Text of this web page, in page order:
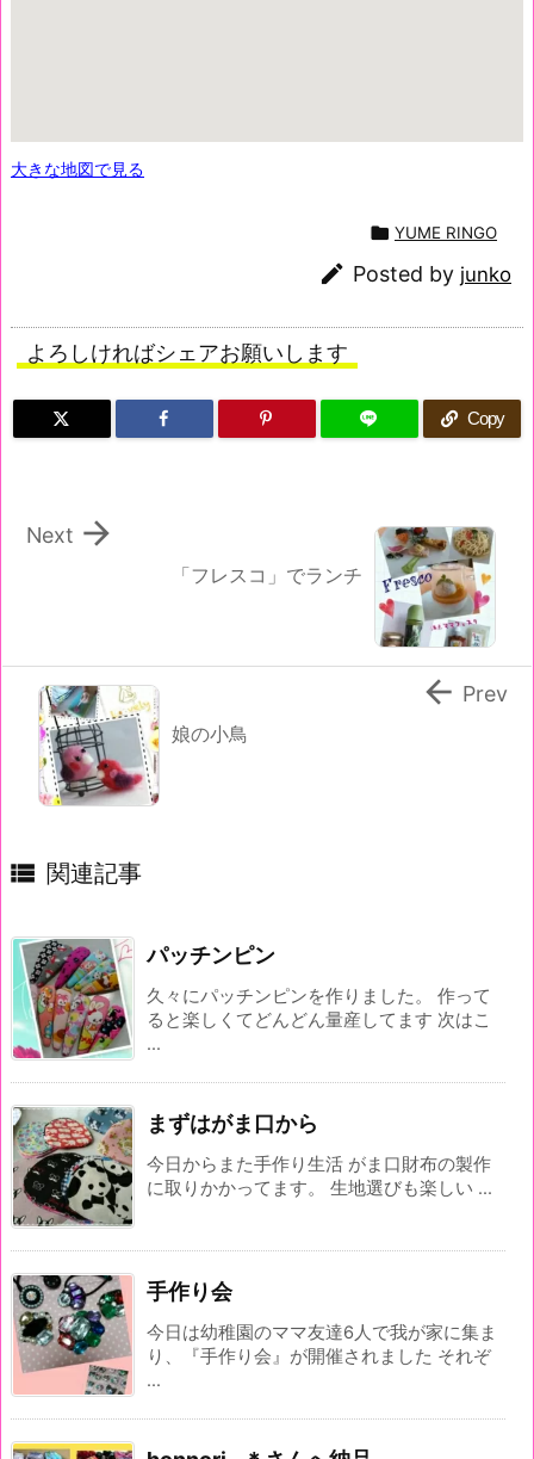
大きな地図で見る
 YUME RINGO
 Posted by junko
よろしければシェアお願いします
Copy
「フレスコ」でランチ

Next
娘の小鳥
 Prev
 関連記事
パッチンピン
久々にパッチンピンを作りました。 作って
ると楽しくてどんどん量産してます 次はこ
...
まずはがま口から
今日からまた手作り生活 がま口財布の製作
に取りかかってます。 生地選びも楽しい ...
手作り会
今日は幼稚園のママ友達6人で我が家に集ま
り、『手作り会』が開催されました それぞ
...